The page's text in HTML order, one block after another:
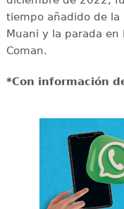
tiempo añadido de la
Muani y la parada
Coman.
*Con información